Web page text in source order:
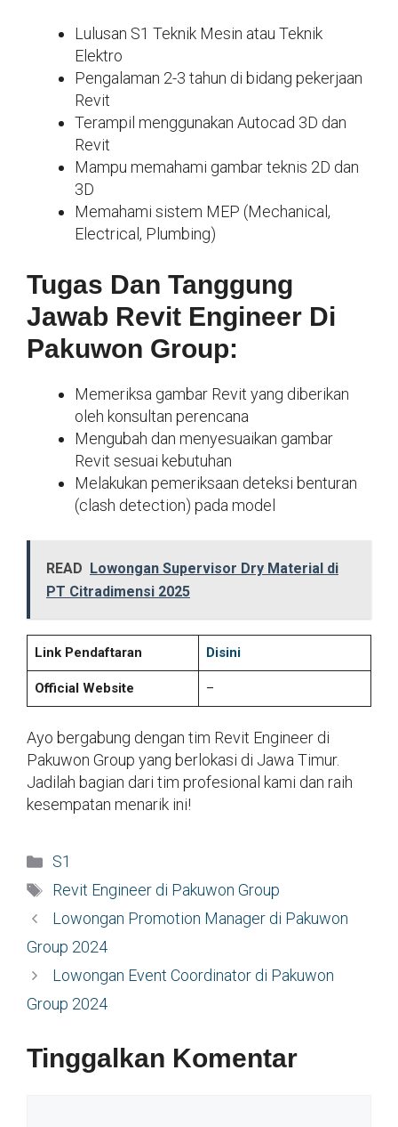
Lulusan S1 Teknik Mesin atau Teknik
Elektro
Pengalaman 2-3 tahun di bidang pekerjaan
Revit
Terampil menggunakan Autocad 3D dan
Revit
Mampu memahami gambar teknis 2D dan
3D
Memahami sistem MEP (Mechanical,
Electrical, Plumbing)
Tugas Dan Tanggung
Jawab Revit Engineer Di
Pakuwon Group:
Memeriksa gambar Revit yang diberikan
oleh konsultan perencana
Mengubah dan menyesuaikan gambar
Revit sesuai kebutuhan
Melakukan pemeriksaan deteksi benturan
(clash detection) pada model
READ Lowongan Supervisor Dry Material di
PT Citradimensi 2025
Link Pendaftaran Disini
Official Website –
Ayo bergabung dengan tim Revit Engineer di
Pakuwon Group yang berlokasi di Jawa Timur.
Jadilah bagian dari tim profesional kami dan raih
kesempatan menarik ini!
Kategori
S1
Tag
Revit Engineer di Pakuwon Group
Lowongan Promotion Manager di Pakuwon
Group 2024
Lowongan Event Coordinator di Pakuwon
Group 2024
Tinggalkan Komentar